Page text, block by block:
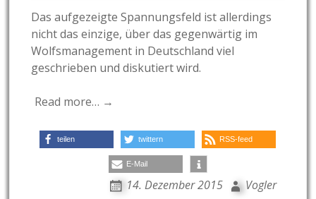
Das aufgezeigte Spannungsfeld ist allerdings
nicht das einzige, über das gegenwärtig im
Wolfsmanagement in Deutschland viel
geschrieben und diskutiert wird.
Read more… →
teilen twittern RSS-feed
E-Mail
14. Dezember 2015 Vogler